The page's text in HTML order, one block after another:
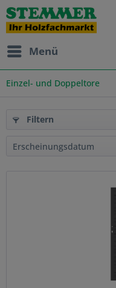
Menü
Einzel- und Doppeltore
Filtern